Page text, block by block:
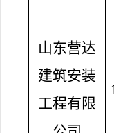
山东营达
建筑安装
工程有限